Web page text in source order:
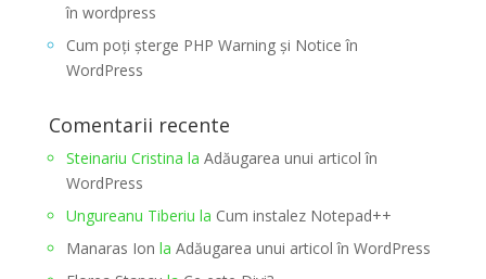
în wordpress
Cum poți șterge PHP Warning și Notice în
WordPress
Comentarii recente
Steinariu Cristina la Adăugarea unui articol în
WordPress
Ungureanu Tiberiu la Cum instalez Notepad++
Manaras Ion la Adăugarea unui articol în WordPress